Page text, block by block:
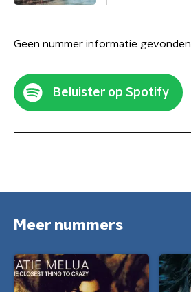
Geen nummer informatie gevonden
Beluister op Spotify
Meer nummers